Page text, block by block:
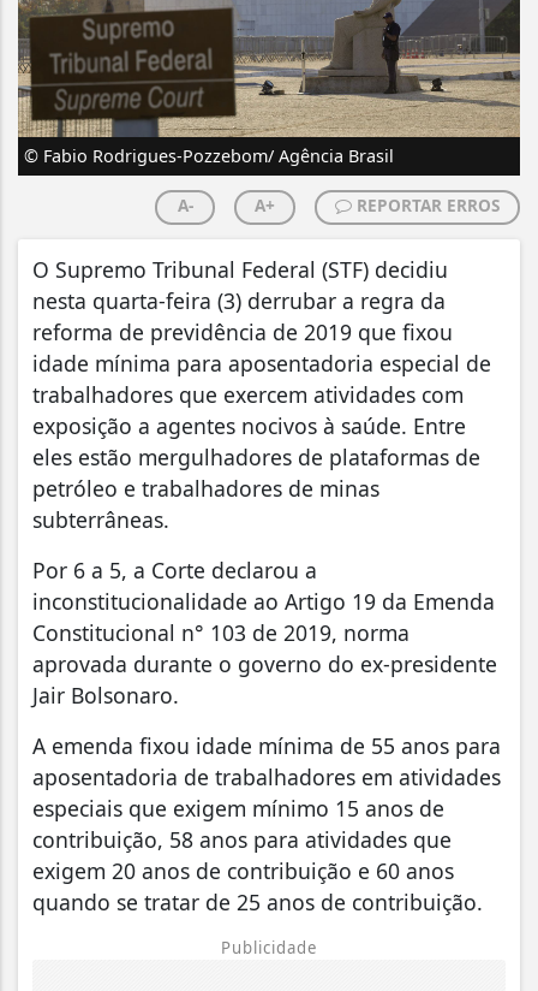
© Fabio Rodrigues-Pozzebom/ Agência Brasil
A- A+ REPORTAR ERROS
O Supremo Tribunal Federal (STF) decidiu
nesta quarta-feira (3) derrubar a regra da
reforma de previdência de 2019 que fixou
idade mínima para aposentadoria especial de
trabalhadores que exercem atividades com
exposição a agentes nocivos à saúde. Entre
eles estão mergulhadores de plataformas de
petróleo e trabalhadores de minas
subterrâneas.
Por 6 a 5, a Corte declarou a
inconstitucionalidade ao Artigo 19 da Emenda
Constitucional n° 103 de 2019, norma
aprovada durante o governo do ex-presidente
Jair Bolsonaro.
A emenda fixou idade mínima de 55 anos para
aposentadoria de trabalhadores em atividades
especiais que exigem mínimo 15 anos de
contribuição, 58 anos para atividades que
exigem 20 anos de contribuição e 60 anos
quando se tratar de 25 anos de contribuição.
Publicidade